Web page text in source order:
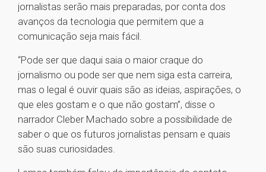
jornalistas serão mais preparadas, por conta dos
avanços da tecnologia que permitem que a
comunicação seja mais fácil.
“Pode ser que daqui saia o maior craque do
jornalismo ou pode ser que nem siga esta carreira,
mas o legal é ouvir quais são as ideias, aspirações, o
que eles gostam e o que não gostam”, disse o
narrador Cleber Machado sobre a possibilidade de
saber o que os futuros jornalistas pensam e quais
são suas curiosidades.